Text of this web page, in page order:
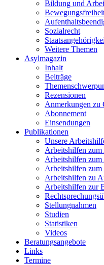
Bildung und
Sozialrecht
Weitere Themen
Asylmagazin
Inhalt
Beiträge
Rezensionen
Anmerkungen zu
Abonnement
Einsendungen
Publikationen
Unsere
Arbeitshilfen zum
Arbeitshilfen zum
Arbeitshilfen zum
Arbeitshilfen zu
Arbeitshilfen zur
Stellungnahmen
Studien
Statistiken
Videos
Beratungsangebote
Links
Termine